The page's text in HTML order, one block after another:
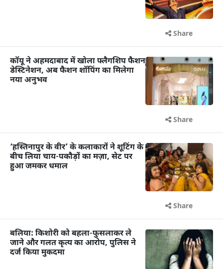
Share
कॉयू ने अहमदाबाद में खोला फ्लैगशिप फैशन
डेस्टिनेशन, अब फैशन शॉपिंग का मिलेगा
नया अनुभव
Share
‘हस्तिनापुर के वीर’ के कलाकारों ने शूटिंग के
बीच लिया चाय-पकौड़ों का मज़ा, सेट पर
हुआ जमकर धमाल
Share
बलिया: किशोरी को बहला-फुसलाकर ले
जाने और गलत कृत्य का आरोप, पुलिस ने
दर्ज किया मुकदमा